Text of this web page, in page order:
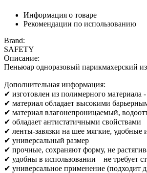
Информация о товаре
Рекомендации по использованию
Brand:
SAFETY
Описание:
Пеньюар одноразовый парикмахерский
Дополнительная информация:
✔ изготовлен из полимерного
✔ материал обладает высокими
✔ материал влагонепроницаемый,
✔ обладает антистатичными свойствами
✔ ленты-завязки на шее мягкие,
✔ универсальный размер
✔ прочные, сохраняют форму, не
✔ удобны в использовании – не требует
✔ универсальное применение